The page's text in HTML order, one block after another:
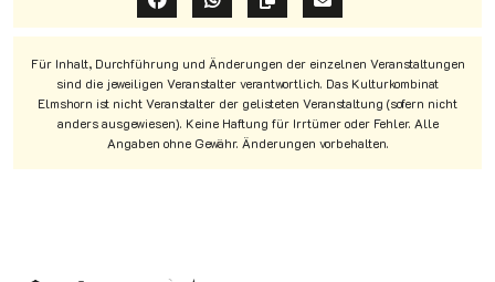
Für Inhalt, Durchführung und Änderungen der einzelnen Veranstaltungen
sind die jeweiligen Veranstalter verantwortlich. Das Kulturkombinat
Elmshorn ist nicht Veranstalter der gelisteten Veranstaltung (sofern nicht
anders ausgewiesen). Keine Haftung für Irrtümer oder Fehler. Alle
Angaben ohne Gewähr. Änderungen vorbehalten.